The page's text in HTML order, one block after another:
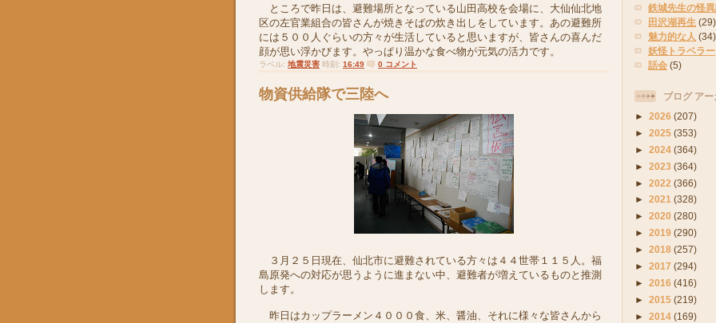
ところで昨日は、避難場所となっている山田高校を会場に、大仙仙北地
区の左官業組合の皆さんが焼きそばの炊き出しをしています。あの避難所
には５００人ぐらいの方々が生活していると思いますが、皆さんの喜んだ
顔が思い浮かびます。やっぱり温かな食べ物が元気の活力です。
ラベル: 地震災害 時刻: 16:49 0 コメント
物資供給隊で三陸へ
３月２５日現在、仙北市に避難されている方々は４４世帯１１５人。福
島原発への対応が思うように進まない中、避難者が増えているものと推測
します。
昨日はカップラーメン４０００食、米、醤油、それに様々な皆さんから
鉄城先生の怪
田沢湖再生 (29)
魅力的な人 (34)
妖怪トラベラー
話会 (5)
ブログ アー
► 2026 (207)
► 2025 (353)
► 2024 (364)
► 2023 (364)
► 2022 (366)
► 2021 (328)
► 2020 (280)
► 2019 (290)
► 2018 (257)
► 2017 (294)
► 2016 (416)
► 2015 (219)
► 2014 (169)